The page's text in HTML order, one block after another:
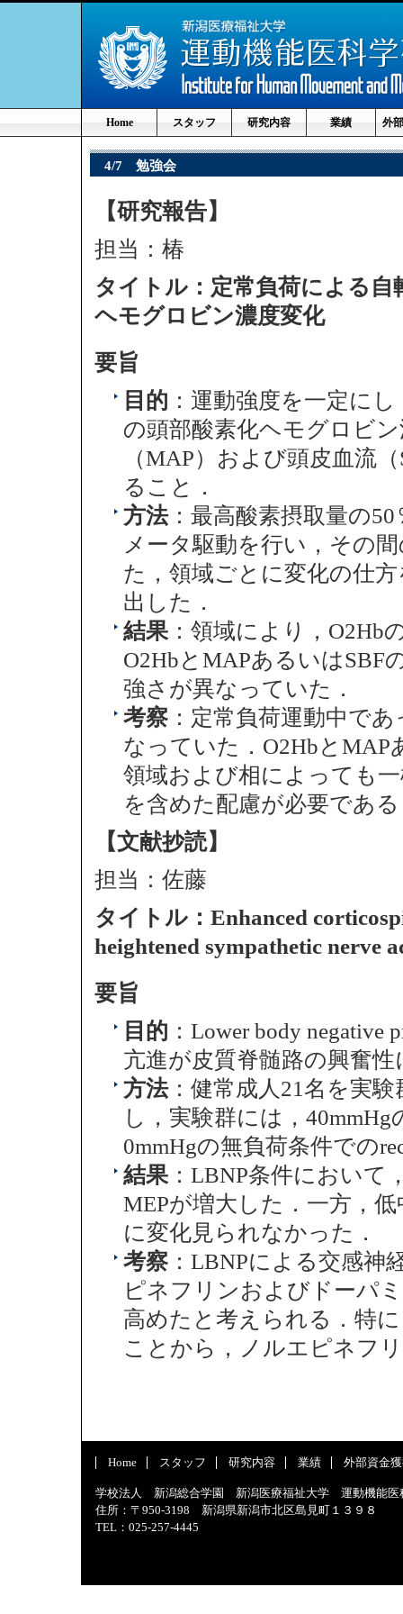
Home スタッフ 研究内容 業績 外
4/7 勉強会
【研究報告】
担当：椿
タイトル：定常負荷による
ヘモグロビン濃度変化
要旨
目的 ：運動強度を一定に
の頭部酸素化ヘモグロビ
（MAP）および頭皮血流
ること．
方法：最高酸素摂取量の
メータ駆動を行い，その
た，領域ごとに変化の仕
出した．
結果 ：領域により，
O2HbとMAPあるいはSBF
強さが異なっていた．
考察 ：定常負荷運動中で
なっていた．O2HbとMAP
領域および相によっても
を含めた配慮が必要であ
【文献抄読】
担当：佐藤
タイトル：Enhanced
heightened sympathetic nerve
要旨
目的 ：Lower body
亢進が皮質脊髄路の興奮
方法：健常成人21名を実
し，実験群には，
0mmHgの無負荷条件での
結果 ：LBNP条件において
MEPが増大した．一方，
に変化見られなかった．
考察 ：LBNPによる交感
ピネフリンおよびドーパ
高めたと考えられる．特
ことから，ノルエピネフ
Home スタッフ 研究内容 業績 外部資金
学校法人 新潟総合学園 新潟医療福祉大学 運動機能医
住所：〒950-3198 新潟県新潟市北区島見町１３９８
TEL：025-257-4445